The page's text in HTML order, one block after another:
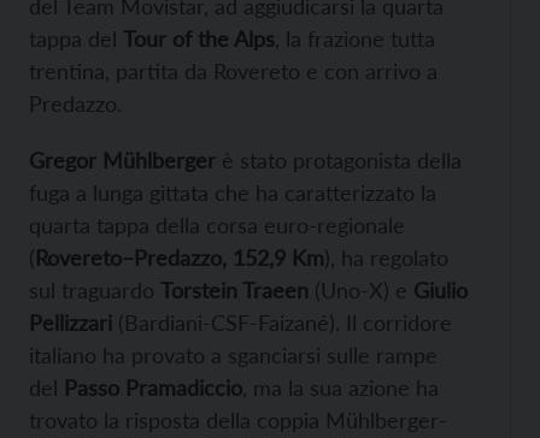
del Team Movistar, ad aggiudicarsi la quarta
tappa del Tour of the Alps , la frazione tutta
trentina, partita da Rovereto e con arrivo a
Predazzo.
Gregor Mühlberger è stato protagonista della
fuga a lunga gittata che ha caratterizzato la
quarta tappa della corsa euro-regionale
(Rovereto–Predazzo, 152,9 Km), ha regolato
sul traguardo Torstein Traeen (Uno-X) e Giulio
Pellizzari (Bardiani-CSF-Faizané). Il corridore
italiano ha provato a sganciarsi sulle rampe
del Passo Pramadiccio , ma la sua azione ha
trovato la risposta della coppia Mühlberger-